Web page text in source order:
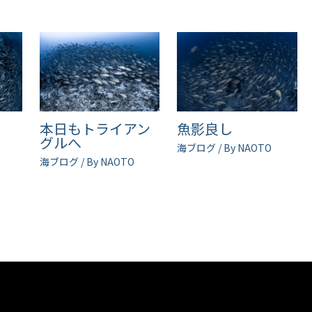
本日もトライアン
グルへ
海ブログ/ By NAOTO
魚影良し
海ブログ / By NAOTO